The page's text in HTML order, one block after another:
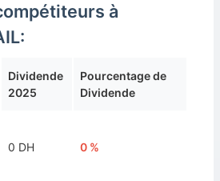
à
Dividende
2025
Pourcentage de
Dividende
0 DH 0 %